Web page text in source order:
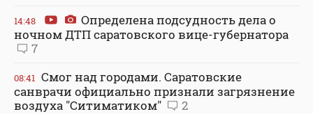
14:48
Определена подсудность дела о
ночном ДТП саратовского вице-губернатора
7
08:41 Смог над городами. Саратовские
санврачи официально признали загрязнение
воздуха "Ситиматиком"
2